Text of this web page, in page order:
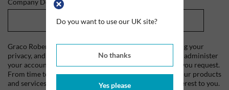
Do you want to use our UK site?
No thanks
Yes please
Company Domain
Graco Roberts is committed to protecting and respecting your
privacy, and we'll only use your personal information to administer
your account and to provide the products and services you request.
From time to time, we would like to contact you about our products
and services, as well as other content that may be of interest to you.